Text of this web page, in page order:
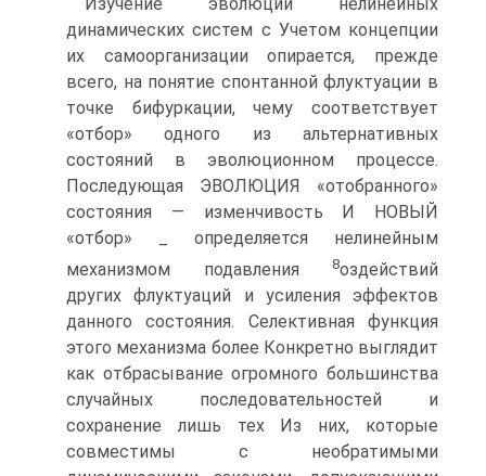
динамических систем с Учетом концепции
их самоорганизации опирается, прежде
всего, на понятие спонтанной флуктуации в
точке бифуркации, чему соответствует
«отбор» одного из альтернативных
состояний в эволюционном процессе.
Последующая ЭВОЛЮЦИЯ «отобранного»
состояния — изменчивость И НОВЫЙ
«отбор» _ определяется нелинейным
механизмом подавления
8оздействий
других флуктуаций и усиления эффектов
данного состояния. Селективная функция
этого механизма более Конкретно выглядит
как отбрасывание огромного большинства
случайных последовательностей и
сохранение лишь тех Из них, которые
совместимы с необратимыми